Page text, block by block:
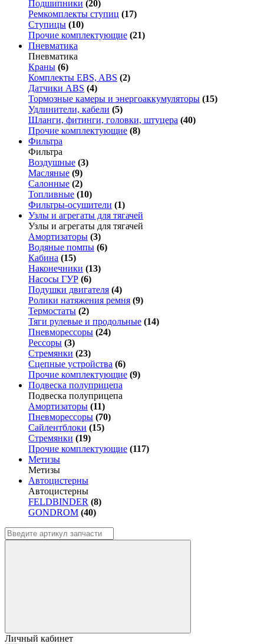
Подшипники (20)
Ремкомплекты ступиц (17)
Ступицы (10)
Прочие комплектующие (21)
Пневматика
Пневматика
Краны (6)
Комплекты EBS, ABS (2)
Датчики ABS (4)
Тормозные камеры и энергоаккумуляторы (15)
Удлинители, кабели (5)
Шланги, фитинги, головки, штуцера (40)
Прочие комплектующие (8)
Фильтра
Фильтра
Воздушные (3)
Масляные (9)
Салонные (2)
Топливные (10)
Фильтры-осушители (1)
Узлы и агрегаты для тягачей
Узлы и агрегаты для тягачей
Амортизаторы (3)
Водяные помпы (6)
Кабина (15)
Наконечники (13)
Насосы ГУР (6)
Подушки двигателя (4)
Ролики натяжения ремня (9)
Термостаты (2)
Тяги рулевые и продольные (14)
Пневморессоры (24)
Рессоры (3)
Стремянки (23)
Сцепные устройства (6)
Прочие комплектующие (9)
Подвеска полуприцепа
Подвеска полуприцепа
Амортизаторы (11)
Пневморессоры (70)
Сайлентблоки (15)
Стремянки (19)
Прочие комплектующие (117)
Метизы
Метизы
Автоцистерны
Автоцистерны
FELDBINDER (8)
GONDROM (40)
Личный кабинет